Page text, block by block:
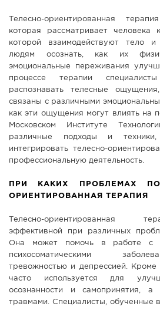
Телесно-ориентированная
которая рассматривает человека
которой взаимодействуют тело
людям осознать, как их
эмоциональные переживания
процессе терапии
распознавать телесные
связаны с различными
как эти ощущения могут влиять на
Московском Институте
различные подходы и
интегрировать телесно-
профессиональную деятельность.
ПРИ КАКИХ ПРОБЛЕМАХ
ОРИЕНТИРОВАННАЯ ТЕРАПИЯ
Телесно-ориентированная
эффективной при различных
Она может помочь в работе с
психосоматическими
тревожностью и депрессией. Кроме
часто используется для
осознанности и самопринятия,
травмами. Специалисты, обученные